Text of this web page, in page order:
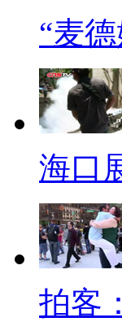
【口播
对此，
装上！
【解说
门外环
车，并
生一名
点瞬间人
京地铁
才是关
“麦
海口
拍客